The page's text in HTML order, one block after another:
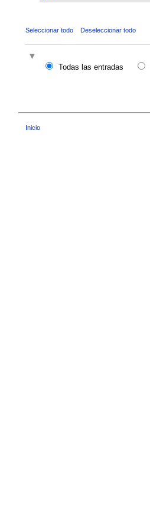
Seleccionar todo Deseleccionar todo
Todas las entradas
Inicio